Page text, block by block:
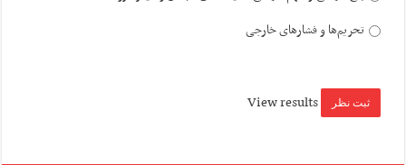
تحریم‌ها و فشارهای خارجی
View results